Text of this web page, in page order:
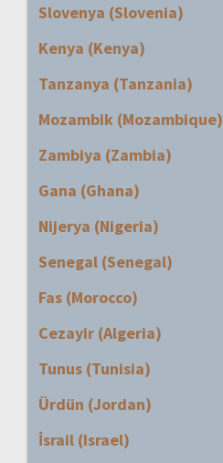
Slovenya (Slovenia)
Kenya (Kenya)
Tanzanya (Tanzania)
Mozambik (Mozambique)
Zambiya (Zambia)
Gana (Ghana)
Nijerya (Nigeria)
Senegal (Senegal)
Fas (Morocco)
Cezayir (Algeria)
Tunus (Tunisia)
Ürdün (Jordan)
İsrail (Israel)